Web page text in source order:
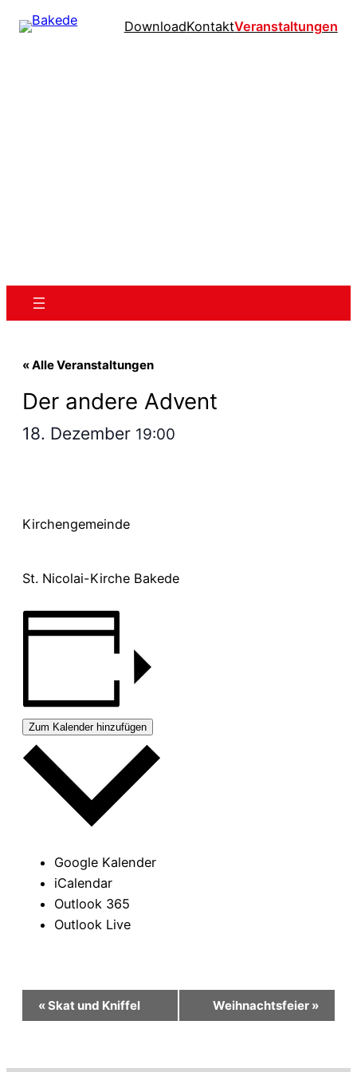
DownloadKontaktVeranstaltungen
« Alle Veranstaltungen
Der andere Advent
18. Dezember 19:00
Kirchengemeinde
St. Nicolai-Kirche Bakede
Zum Kalender hinzufügen
Google Kalender
iCalendar
Outlook 365
Outlook Live
Veranstaltung-
«Skat und Kniffel Weihnachtsfeier »